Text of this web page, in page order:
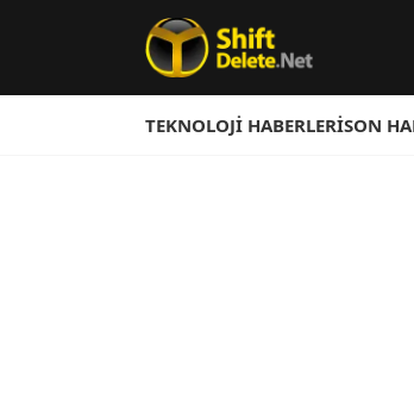
TEKNOLOJI HABERLERISON